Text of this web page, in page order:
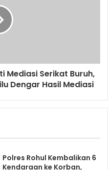
Mediasi Serikat Buruh,
Dengar Hasil Mediasi
Polres Rohul Kembalikan 6
Kendaraan ke Korban,